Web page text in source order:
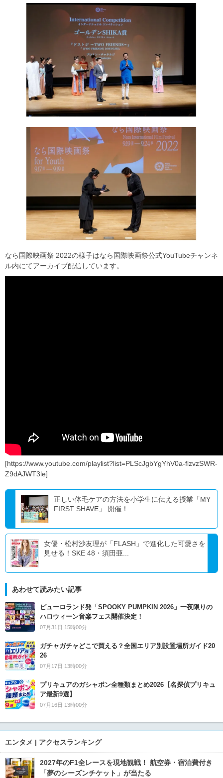
なら国際映画祭 2022の様子はなら国際映画祭公式YouTubeチャンネ
ル内にてアーカイブ配信しています。
[https://www.youtube.com/playlist?list=PLScJgbYgYhV0a-flzvzSWR-
Z9dAJWT3le]
正しい体毛ケアの方法を小学生に伝える授業「MY
FIRST SHAVE」 開催！
女優・松村沙友理が「FLASH」で進化した可愛さを
見せる！SKE 48・須田亜...
あわせて読みたい記事
ピューロランド発「SPOOKY PUMPKIN 2026」一夜限りの
ハロウィーン音楽フェス開催決定！
07月31日 15時00分
ガチャガチャどこで買える？全国エリア別設置場所ガイド20
26
07月17日 13時00分
プリキュアのガシャポン全種類まとめ2026【名探偵プリキュ
ア最新9選】
07月16日 13時00分
エンタメ | アクセスランキング
2027年のF1全レースを現地観戦！ 航空券・宿泊費付き
「夢のシーズンチケット」が当たる